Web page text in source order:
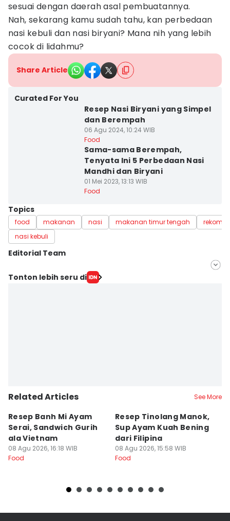
sesuai dengan daerah asal pembuatannya.
Nah, sekarang kamu sudah tahu, kan perbedaan
nasi kebuli dan nasi biryani? Mana nih yang lebih
cocok di lidahmu?
Share Article
Curated For You
Resep Nasi Biryani yang Simpel
dan Berempah
06 Agu 2024, 10:24 WIB
Food
Sama-sama Berempah,
Tenyata Ini 5 Perbedaan Nasi
Mandhi dan Biryani
01 Mei 2023, 13:13 WIB
Food
Topics
food makanan nasi makanan timur tengah
nasi kebuli
Editorial Team
Editor
Tonton lebih seru di
Related Articles See More
Resep Banh Mi Ayam
Serai, Sandwich Gurih
ala Vietnam
08 Agu 2026, 16:18 WIB
Food
Resep Tinolang Manok,
Sup Ayam Kuah Bening
dari Filipina
08 Agu 2026, 15:58 WIB
Food